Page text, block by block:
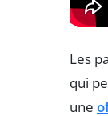
Les
qui
une